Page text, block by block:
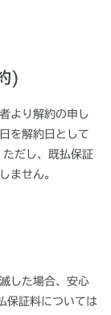
)
より解約の申し
を解約日として
だし、既払保証
ません。
した場合、安心
保証料については